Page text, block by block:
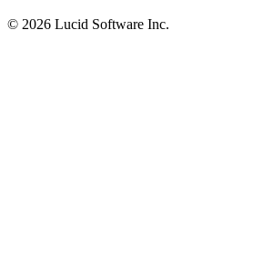
© 2026 Lucid Software Inc.